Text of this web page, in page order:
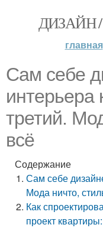
ДИЗАЙН
главная
Сам себе
интерьера
третий.
всё
Содержание
Сам себе
Мода ничто,
Как
проект